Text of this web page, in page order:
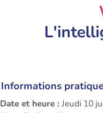
Informations
Date et heure : Jeudi 10